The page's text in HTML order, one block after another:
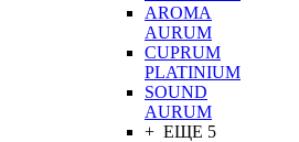
AROMA
AURUM
CUPRUM
PLATINIUM
SOUND
AURUM
+ ЕЩЕ 5